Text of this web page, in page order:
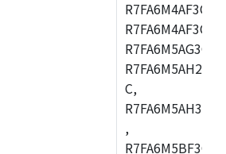
C,
,